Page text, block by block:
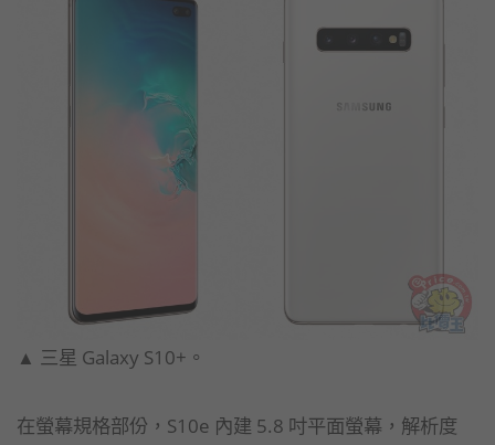
▲ 三星 Galaxy S10+。
在螢幕規格部份，S10e 內建 5.8 吋平面螢幕，解析度